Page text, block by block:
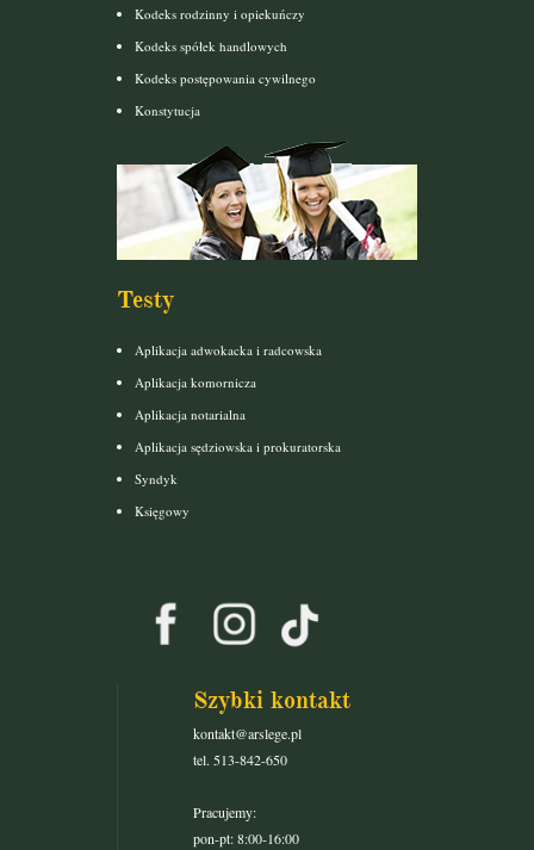
Kodeks rodzinny i opiekuńczy
Kodeks spółek handlowych
Kodeks postępowania cywilnego
Konstytucja
Testy
Aplikacja adwokacka i radcowska
Aplikacja komornicza
Aplikacja notarialna
Aplikacja sędziowska i prokuratorska
Syndyk
Księgowy
Szybki kontakt
kontakt@arslege.pl
tel. 513-842-650
Pracujemy:
pon-pt: 8:00-16:00